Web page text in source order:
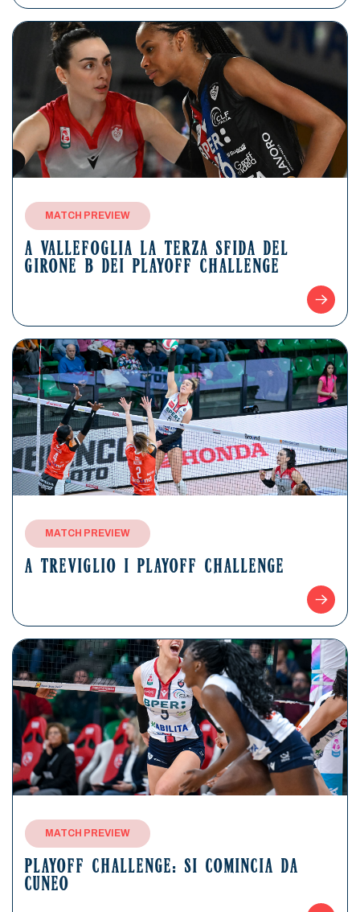
MATCH PREVIEW
A VALLEFOGLIA LA TERZA SFIDA DEL
GIRONE B DEI PLAYOFF CHALLENGE
MATCH PREVIEW
A TREVIGLIO I PLAYOFF CHALLENGE
MATCH PREVIEW
PLAYOFF CHALLENGE: SI COMINCIA DA
CUNEO